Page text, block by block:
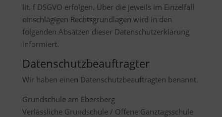
lit. f DSGVO erfolgen. Über die jeweils im Einzelfall
einschlägigen Rechtsgrundlagen wird in den
folgenden Absätzen dieser Datenschutzerklärung
informiert.
Datenschutz­beauftragter
Wir haben einen Datenschutzbeauftragten benannt.
Grundschule am Ebersberg
Verlässliche Grundschule / Offene Ganztagsschule